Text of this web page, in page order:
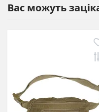
Вас можуть